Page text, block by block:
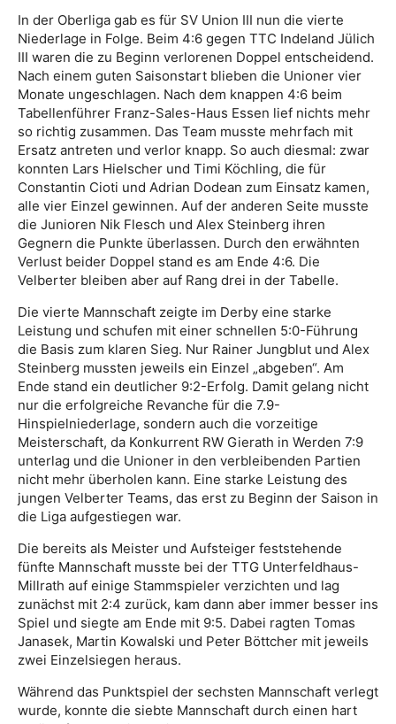
In der Oberliga gab es für SV Union III nun die vierte
Niederlage in Folge. Beim 4:6 gegen TTC Indeland Jülich
III waren die zu Beginn verlorenen Doppel entscheidend.
Nach einem guten Saisonstart blieben die Unioner vier
Monate ungeschlagen. Nach dem knappen 4:6 beim
Tabellenführer Franz-Sales-Haus Essen lief nichts mehr
so richtig zusammen. Das Team musste mehrfach mit
Ersatz antreten und verlor knapp. So auch diesmal: zwar
konnten Lars Hielscher und Timi Köchling, die für
Constantin Cioti und Adrian Dodean zum Einsatz kamen,
alle vier Einzel gewinnen. Auf der anderen Seite musste
die Junioren Nik Flesch und Alex Steinberg ihren
Gegnern die Punkte überlassen. Durch den erwähnten
Verlust beider Doppel stand es am Ende 4:6. Die
Velberter bleiben aber auf Rang drei in der Tabelle.
Die vierte Mannschaft zeigte im Derby eine starke
Leistung und schufen mit einer schnellen 5:0-Führung
die Basis zum klaren Sieg. Nur Rainer Jungblut und Alex
Steinberg mussten jeweils ein Einzel „abgeben“. Am
Ende stand ein deutlicher 9:2-Erfolg. Damit gelang nicht
nur die erfolgreiche Revanche für die 7.9-
Hinspielniederlage, sondern auch die vorzeitige
Meisterschaft, da Konkurrent RW Gierath in Werden 7:9
unterlag und die Unioner in den verbleibenden Partien
nicht mehr überholen kann. Eine starke Leistung des
jungen Velberter Teams, das erst zu Beginn der Saison in
die Liga aufgestiegen war.
Die bereits als Meister und Aufsteiger feststehende
fünfte Mannschaft musste bei der TTG Unterfeldhaus-
Millrath auf einige Stammspieler verzichten und lag
zunächst mit 2:4 zurück, kam dann aber immer besser ins
Spiel und siegte am Ende mit 9:5. Dabei ragten Tomas
Janasek, Martin Kowalski und Peter Böttcher mit jeweils
zwei Einzelsiegen heraus.
Während das Punktspiel der sechsten Mannschaft verlegt
wurde, konnte die siebte Mannschaft durch einen hart